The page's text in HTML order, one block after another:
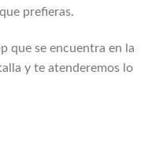
prefieras.
que se encuentra en la
y te atenderemos lo